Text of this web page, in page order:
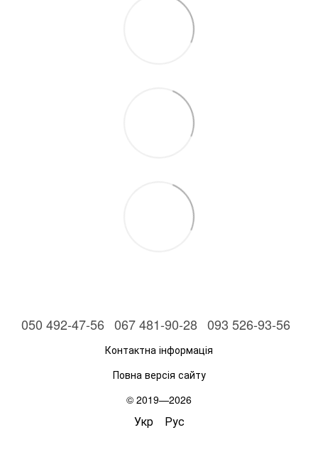
050 492-47-56 067 481-90-28 093 526-93-56
Контактна інформація
Повна версія сайту
© 2019—2026
Укр Рус